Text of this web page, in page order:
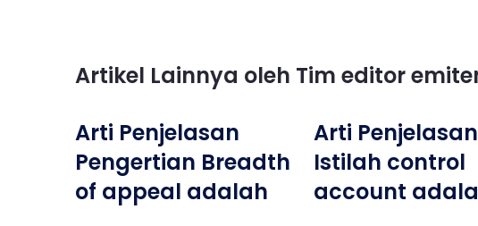
Artikel Lainnya oleh Tim editor
Arti Penjelasan
Pengertian Breadth
of appeal adalah
Arti Penjelasan
Istilah control
account